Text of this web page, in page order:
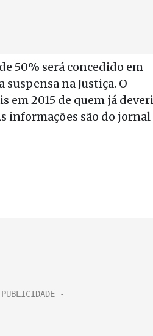
50% será concedido em
na Justiça. O
em 2015 de quem já
informações são do jornal